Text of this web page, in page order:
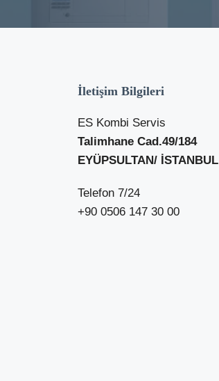
İletişim Bilgileri
ES Kombi Servis
Talimhane Cad.49/184
EYÜPSULTAN/ İSTANBUL
Telefon 7/24
+90 0506 147 30 00